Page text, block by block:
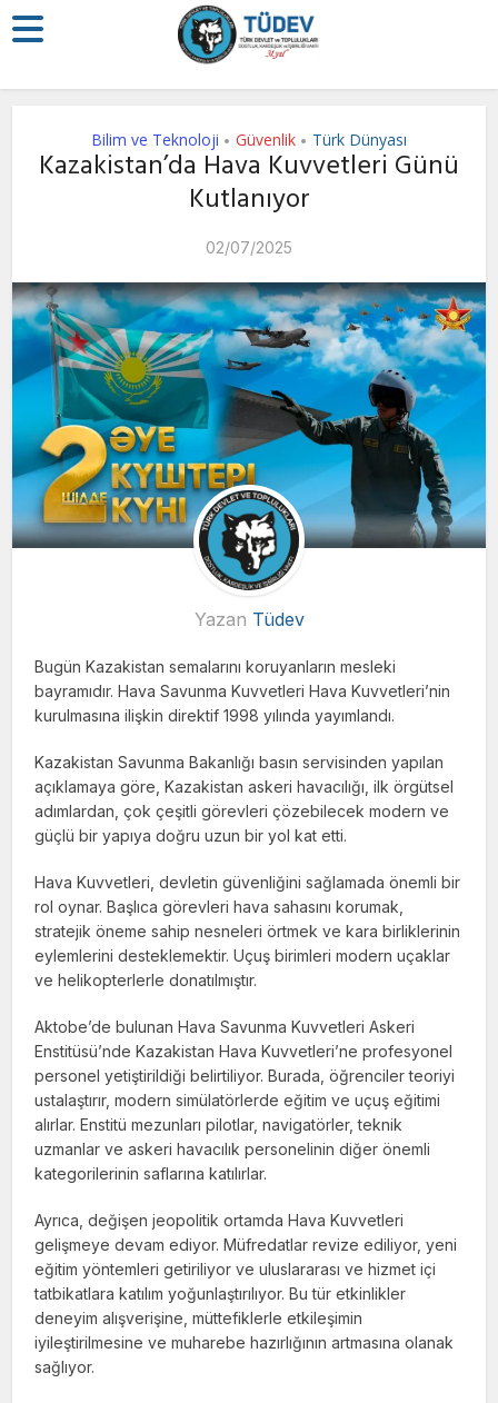
Bilim ve Teknoloji • Güvenlik • Türk Dünyası
Kazakistan’da Hava Kuvvetleri Günü
Kutlanıyor
02/07/2025
Yazan Tüdev
Bugün Kazakistan semalarını koruyanların mesleki
bayramıdır. Hava Savunma Kuvvetleri Hava Kuvvetleri’nin
kurulmasına ilişkin direktif 1998 yılında yayımlandı.
Kazakistan Savunma Bakanlığı basın servisinden yapılan
açıklamaya göre, Kazakistan askeri havacılığı, ilk örgütsel
adımlardan, çok çeşitli görevleri çözebilecek modern ve
güçlü bir yapıya doğru uzun bir yol kat etti.
Hava Kuvvetleri, devletin güvenliğini sağlamada önemli bir
rol oynar. Başlıca görevleri hava sahasını korumak,
stratejik öneme sahip nesneleri örtmek ve kara birliklerinin
eylemlerini desteklemektir. Uçuş birimleri modern uçaklar
ve helikopterlerle donatılmıştır.
Aktobe’de bulunan Hava Savunma Kuvvetleri Askeri
Enstitüsü’nde Kazakistan Hava Kuvvetleri’ne profesyonel
personel yetiştirildiği belirtiliyor. Burada, öğrenciler teoriyi
ustalaştırır, modern simülatörlerde eğitim ve uçuş eğitimi
alırlar. Enstitü mezunları pilotlar, navigatörler, teknik
uzmanlar ve askeri havacılık personelinin diğer önemli
kategorilerinin saflarına katılırlar.
Ayrıca, değişen jeopolitik ortamda Hava Kuvvetleri
gelişmeye devam ediyor. Müfredatlar revize ediliyor, yeni
eğitim yöntemleri getiriliyor ve uluslararası ve hizmet içi
tatbikatlara katılım yoğunlaştırılıyor. Bu tür etkinlikler
deneyim alışverişine, müttefiklerle etkileşimin
iyileştirilmesine ve muharebe hazırlığının artmasına olanak
sağlıyor.